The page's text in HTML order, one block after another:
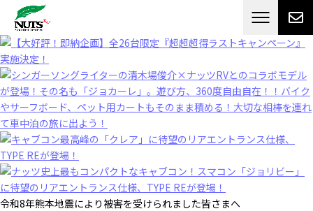
日本最大級のキャンピングカーメーカー
RV[テレビCM放送]
令和8年熊本地震により被害を受けられました皆さまへ